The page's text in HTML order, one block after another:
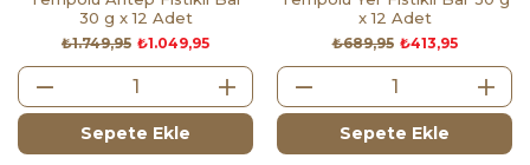
30 g x 12 Adet
₺1.049,95
₺1.749,95
Sepete Ekle
x 12 Adet
₺413,95
₺689,95
Sepete Ekle